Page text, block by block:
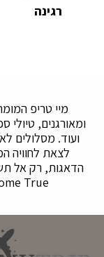
רגינה
מיי טריפ
ומאורגנים, טיולי
ועוד. מסלולים
לצאת לחוויה
הדאגות, רק אל
True